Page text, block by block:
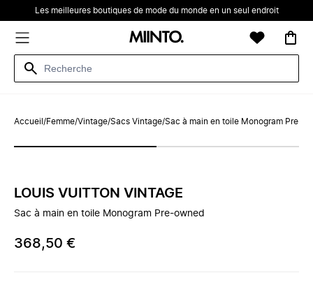
Les meilleures boutiques de mode du monde en un seul endroit
Accueil /Femme/Vintage/Sacs Vintage/Sac à main en toile Monogram Pre-
LOUIS VUITTON VINTAGE
Sac à main en toile Monogram Pre-owned
368,50 €